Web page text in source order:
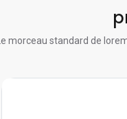
Le morceau standard de